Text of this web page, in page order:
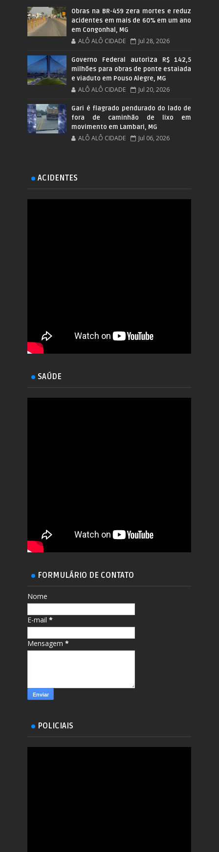
Obras na BR-459 zera mortes e reduz
acidentes em mais de 60% em um ano
em Congonhal, MG
ALÔ ALÔ CIDADE Jul 28, 2026
Governo Federal autoriza R$ 142,5
milhões para obras de ponte estaiada
e viaduto em Pouso Alegre, MG
ALÔ ALÔ CIDADE Jul 20, 2026
Gari é flagrado pendurado do lado de
fora de caminhão de lixo em
movimento em Lambari, MG
ALÔ ALÔ CIDADE Jul 06, 2026
ACIDENTES
SAÚDE
FORMULÁRIO DE CONTATO
Nome
E-mail*
Mensagem*
POLICIAIS